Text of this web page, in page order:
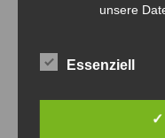
unsere
Essenziell
✓